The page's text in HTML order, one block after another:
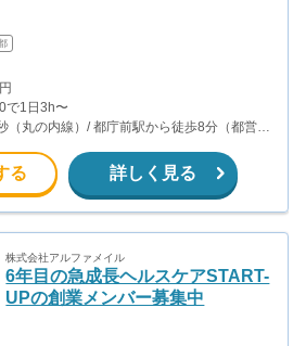
で1日3h〜
（丸の内線）/ 都庁前駅から徒歩8分（都営大
線、埼京線、京王線、他）
る 詳しく見る
株式会社アルファメイル
6年目の急成長ヘルスケアSTART-
UPの創業メンバー募集中